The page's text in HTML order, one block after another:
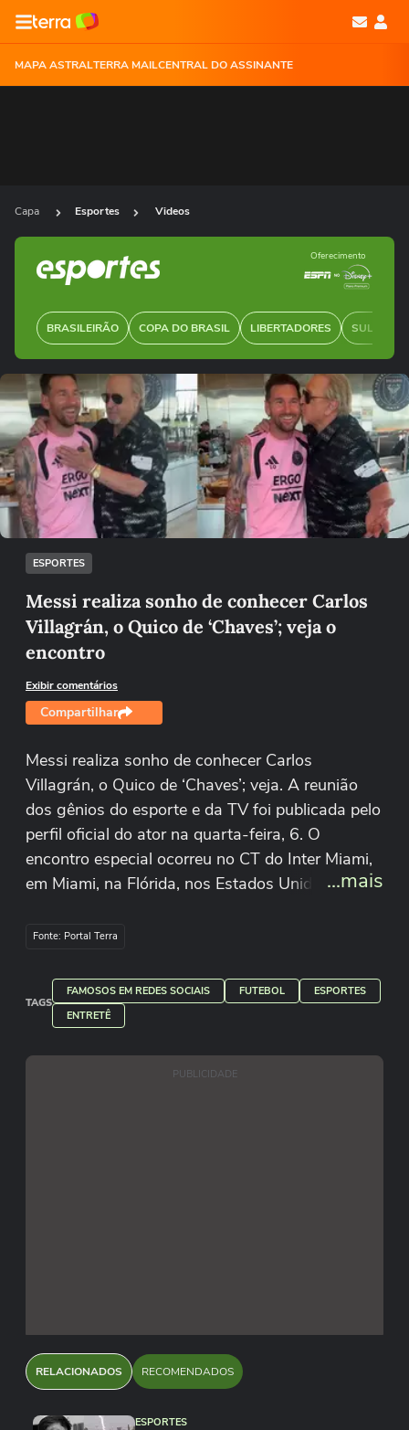
MAPA ASTRALTERRA MAILCENTRAL DO ASSINANTE
Capa Esportes Videos
BRASILEIRÃO COPA DO BRASIL LIBERTADORES SUL-
Oferecimento
Ops!
Não foi possível reproduzir o vídeo
Tentar novamente
ESPORTES
Messi realiza sonho de conhecer Carlos
Villagrán, o Quico de ‘Chaves’; veja o
encontro
Exibir comentários
Compartilhar
Messi realiza sonho de conhecer Carlos
Villagrán, o Quico de ‘Chaves’; veja. A reunião
dos gênios do esporte e da TV foi publicada pelo
perfil oficial do ator na quarta-feira, 6. O
encontro especial ocorreu no CT do Inter Miami,
em Miami, na Flórida, nos Estados Unidos. Em
um beijinho nas bochechas do craque argentino.
...mais
Fonte: Portal Terra
TAGS
FAMOSOS EM REDES SOCIAIS FUTEBOL
ESPORTES
ENTRETÊ
PUBLICIDADE
RELACIONADOS RECOMENDADOS
ESPORTES